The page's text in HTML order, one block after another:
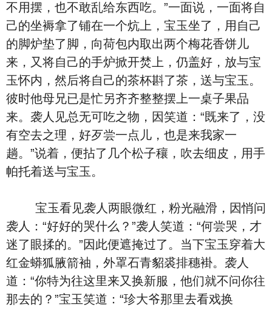
不用摆，也不敢乱给东西吃。”一面说，一面将自
己的坐褥拿了铺在一个炕上，宝玉坐了，用自己
的脚炉垫了脚，向荷包内取出两个梅花香饼儿
来，又将自己的手炉掀开焚上，仍盖好，放与宝
玉怀内，然后将自己的茶杯斟了茶，送与宝玉。
彼时他母兄已是忙另齐齐整整摆上一桌子果品
来。袭人见总无可吃之物，因笑道：“既来了，没
有空去之理，好歹尝一点儿，也是来我家一
趟。”说着，便拈了几个松子穰，吹去细皮，用手
帕托着送与宝玉。
宝玉看见袭人两眼微红，粉光融滑，因悄问
袭人：“好好的哭什么？”袭人笑道：“何尝哭，才
迷了眼揉的。”因此便遮掩过了。当下宝玉穿着大
红金蟒狐腋箭袖，外罩石青貂裘排穗褂。袭人
道：“你特为往这里来又换新服，他们就不问你往
那去的？”宝玉笑道：“珍大爷那里去看戏换